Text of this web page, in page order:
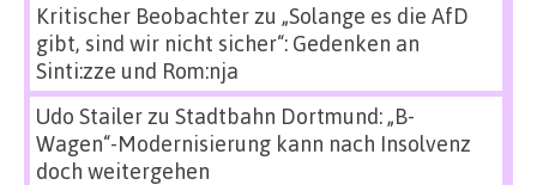
Kritischer Beobachterzu „Solange es die AfD
gibt, sind wir nicht sicher“: Gedenken an
Sinti:zze und Rom:nja
Udo Stailerzu Stadtbahn Dortmund: „B-
Wagen“-Modernisierung kann nach Insolvenz
doch weitergehen